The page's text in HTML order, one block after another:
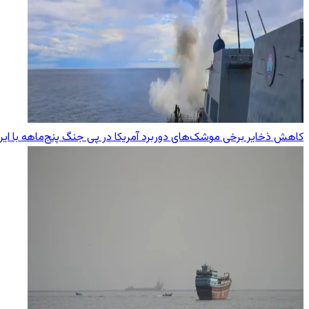
کاهش ذخایر برخی موشک‌های دوربرد آمریکا در پی جنگ پنج‌ماهه با